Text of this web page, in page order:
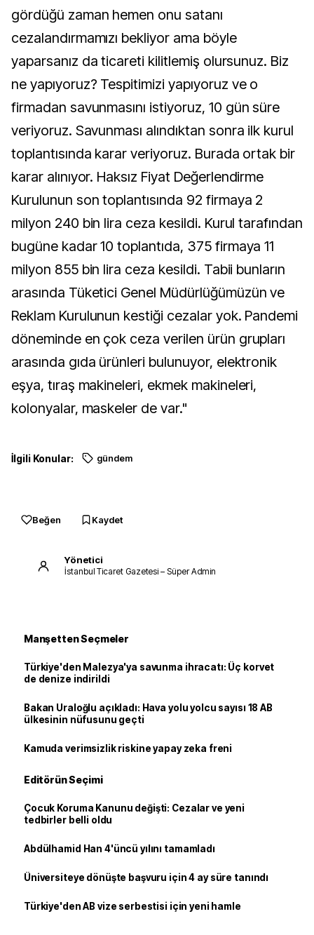
gördüğü zaman hemen onu satanı
cezalandırmamızı bekliyor ama böyle
yaparsanız da ticareti kilitlemiş olursunuz. Biz
ne yapıyoruz? Tespitimizi yapıyoruz ve o
firmadan savunmasını istiyoruz, 10 gün süre
veriyoruz. Savunması alındıktan sonra ilk kurul
toplantısında karar veriyoruz. Burada ortak bir
karar alınıyor. Haksız Fiyat Değerlendirme
Kurulunun son toplantısında 92 firmaya 2
milyon 240 bin lira ceza kesildi. Kurul tarafından
bugüne kadar 10 toplantıda, 375 firmaya 11
milyon 855 bin lira ceza kesildi. Tabii bunların
arasında Tüketici Genel Müdürlüğümüzün ve
Reklam Kurulunun kestiği cezalar yok. Pandemi
döneminde en çok ceza verilen ürün grupları
arasında gıda ürünleri bulunuyor, elektronik
eşya, tıraş makineleri, ekmek makineleri,
kolonyalar, maskeler de var."
İlgili Konular: gündem
Beğen Kaydet
Yönetici
İstanbul Ticaret Gazetesi – Süper Admin
Manşetten Seçmeler
Türkiye'den Malezya'ya savunma ihracatı: Üç korvet
de denize indirildi
Bakan Uraloğlu açıkladı: Hava yolu yolcu sayısı 18 AB
ülkesinin nüfusunu geçti
Kamuda verimsizlik riskine yapay zeka freni
Editörün Seçimi
Çocuk Koruma Kanunu değişti: Cezalar ve yeni
tedbirler belli oldu
Abdülhamid Han 4'üncü yılını tamamladı
Üniversiteye dönüşte başvuru için 4 ay süre tanındı
Türkiye'den AB vize serbestisi için yeni hamle